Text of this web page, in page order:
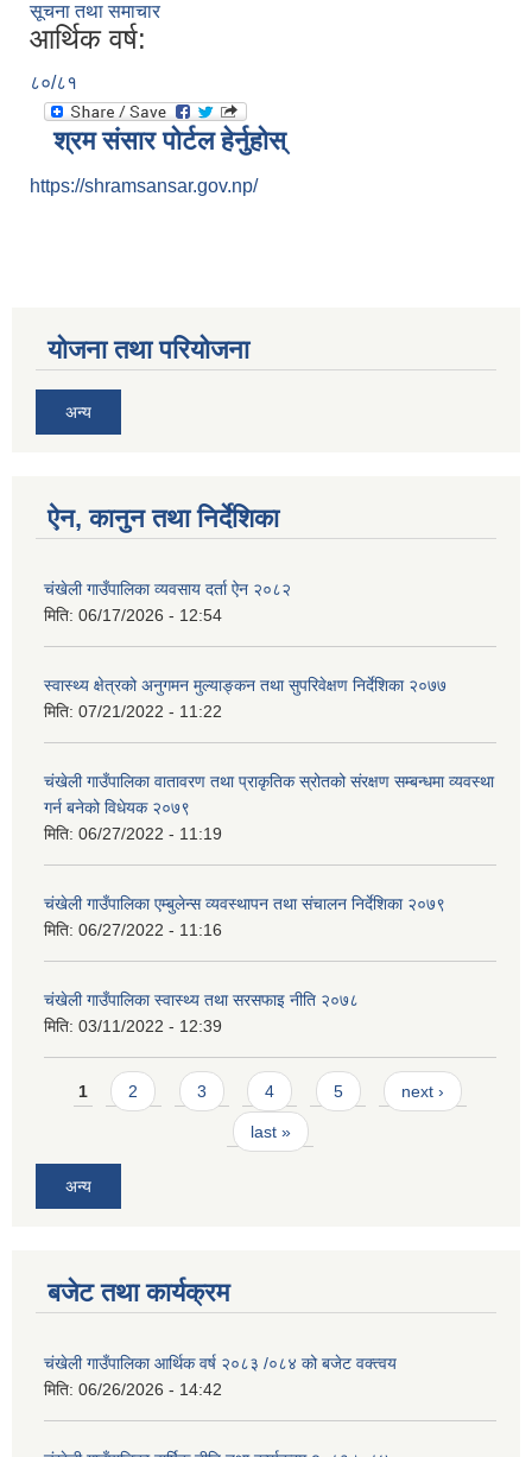
सूचना तथा समाचार
आर्थिक वर्ष:
८०/८१
श्रम संसार पोर्टल हेर्नुहोस्
https://shramsansar.gov.np/
योजना तथा परियोजना
अन्य
ऐन, कानुन तथा निर्देशिका
चंखेली गाउँपालिका व्यवसाय दर्ता ऐन २०८२
मिति: 06/17/2026 - 12:54
स्वास्थ्य क्षेत्रको अनुगमन मुल्याङ्कन तथा सुपरिवेक्षण निर्देशिका २०७७
मिति: 07/21/2022 - 11:22
चंखेली गाउँपालिका वातावरण तथा प्राकृतिक स्रोतको संरक्षण सम्बन्धमा व्यवस्था
गर्न बनेको विधेयक २०७९
मिति: 06/27/2022 - 11:19
चंखेली गाउँपालिका एम्बुलेन्स व्यवस्थापन तथा संचालन निर्देशिका २०७९
मिति: 06/27/2022 - 11:16
चंखेली गाउँपालिका स्वास्थ्य तथा सरसफाइ नीति २०७८
मिति: 03/11/2022 - 12:39
Pages
1 2 3 4 5 next ›
last »
अन्य
बजेट तथा कार्यक्रम
चंखेली गाउँपालिका आर्थिक वर्ष २०८३ /०८४ को बजेट वक्त्वय
मिति: 06/26/2026 - 14:42